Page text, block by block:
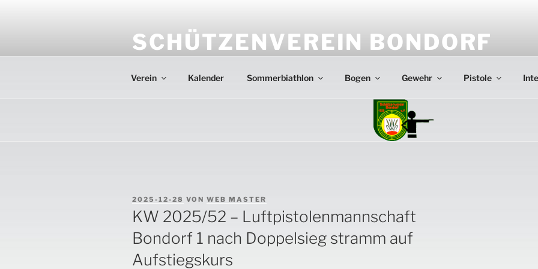
SCHÜTZENVEREIN BONDORF
Verein Kalender Sommerbiathlon Bogen Gewehr Pistole
VERÖFFENTLICHT
AM
2025-12-28 VON WEB MASTER
KW 2025/52 – Luftpistolenmannschaft
Bondorf 1 nach Doppelsieg stramm auf
Aufstiegskurs